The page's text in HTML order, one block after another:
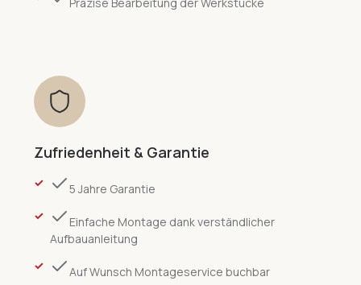
Zufriedenheit & Garantie
5 Jahre Garantie
Einfache Montage dank verständlicher
Aufbauanleitung
Auf Wunsch Montageservice buchbar